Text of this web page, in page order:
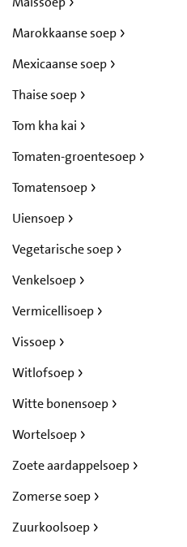
Marokkaanse soep
Mexicaanse soep
Thaise soep
Tom kha kai
Tomaten-groentesoep
Tomatensoep
Uiensoep
Vegetarische soep
Venkelsoep
Vermicellisoep
Vissoep
Witlofsoep
Witte bonensoep
Wortelsoep
Zoete aardappelsoep
Zomerse soep
Zuurkoolsoep